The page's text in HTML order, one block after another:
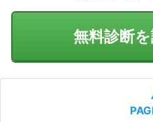
無料診断